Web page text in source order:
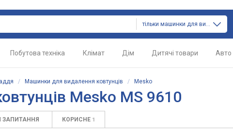
тільки машинки для видалення ковтунців
Побутова техніка Клімат Дім Дитячі товари Авто
/ Машинки для видалення ковтунців / Mesko
Mesko MS 9610
ЗАПИТАННЯ КОРИСНЕ 1